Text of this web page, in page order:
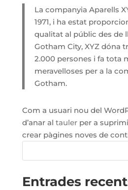
La companyia Aparells
1971, i ha estat
qualitat al públic des de
Gotham City, XYZ dóna
2.000 persones i fa tota
meravelloses per a la
Gotham.
Com a usuari nou del
d’anar al taulerper a
crear pàgines noves de
Entrades